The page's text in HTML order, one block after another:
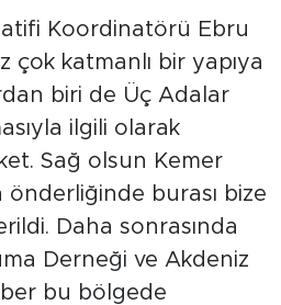
Koordinatörü Ebru
çok katmanlı bir yapıya
biri de Üç Adalar
ilgili olarak
Sağ olsun Kemer
önderliğinde burası bize
Daha sonrasında
Derneği ve Akdeniz
bu bölgede